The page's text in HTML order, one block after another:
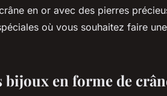
en or avec des pierres
où vous souhaitez faire
en forme de